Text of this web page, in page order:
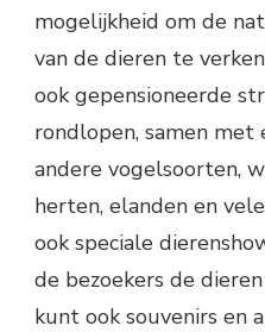
mogelijkheid om de
van de dieren te
ook gepensioneerde
rondlopen, samen met
andere vogelsoorten,
herten, elanden en
ook speciale
de bezoekers de
kunt ook souvenirs en